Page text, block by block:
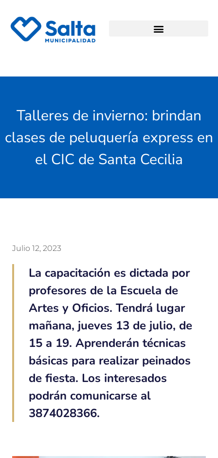
Talleres de invierno: brindan
clases de peluquería express en
el CIC de Santa Cecilia
Julio 12, 2023
La capacitación es dictada por
profesores de la Escuela de
Artes y Oficios. Tendrá lugar
mañana, jueves 13 de julio, de
15 a 19. Aprenderán técnicas
básicas para realizar peinados
de fiesta. Los interesados
podrán comunicarse al
3874028366.